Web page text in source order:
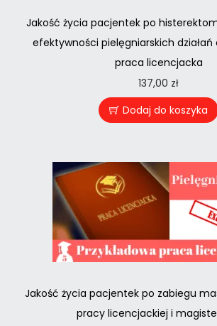
Jakość życia pacjentek po
efektywności pielęgniarskich
praca licencjacka
137,00 zł
Dodaj do koszyka
Jakość życia pacjentek po zabiegu
pracy licencjackiej i